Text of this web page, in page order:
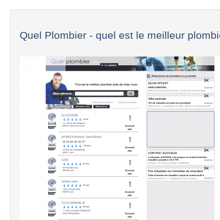
Quel Plombier - quel est le meilleur